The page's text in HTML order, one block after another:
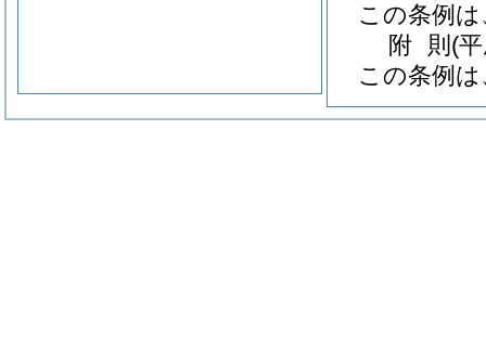
この条例
附 則 (
この条例